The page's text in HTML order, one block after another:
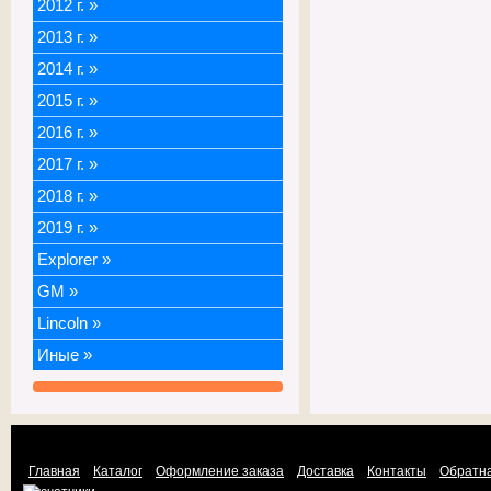
2012 г. »
2013 г. »
2014 г. »
2015 г. »
2016 г. »
2017 г. »
2018 г. »
2019 г. »
Explorer »
GM »
Lincoln »
Иные »
Главная Каталог Оформление заказа Доставка Контакты